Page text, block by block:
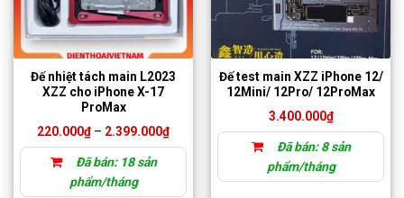
Đế nhiệt tách main L2023
XZZ cho iPhone X-17
ProMax
220.000₫ – 2.399.000₫Khoảng
2.399.000₫
Đã bán: 18 sản
phẩm/tháng
Đế test main XZZ iPhone 12/
12Mini/ 12Pro/ 12ProMax
3.400.000₫
Đã bán: 8 sản
phẩm/tháng